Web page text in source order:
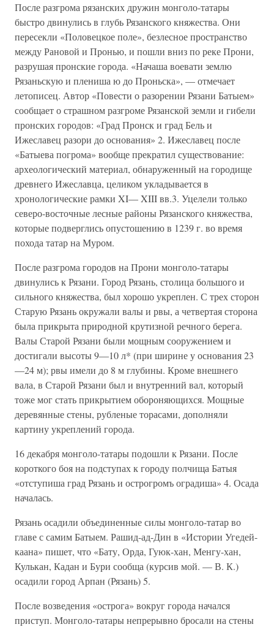
После разгрома рязанских дружин монголо-татары
быстро двинулись в глубь Рязанского княжества. Они
пересекли «Половецкое поле», безлес­ное пространство
между Рановой и Пронью, и пошли вниз по реке Прони,
разрушая пронские города. «Начаша воевати землю
Рязаньскую и плениша ю до Проньска», — отмечает
летописец. Автор «Повести о разорении Рязани Батыем»
сообщает о страшном разгроме Рязанской земли и гибели
пронских городов: «Град Пронск и град Бель и
Ижеславец разори до ос­нования» 2. Ижеславец после
«Батыева погрома» вообще прекратил суще­ствование:
археологический материал, обнаруженный на городище
древне­го Ижеславца, целиком укладывается в
хронологические рамки XI— XIII вв.3. Уцелели только
северо-восточные лесные районы Рязанского княжества,
которые подверглись опустошению в 1239 г. во время
похода татар на Муром.
После разгрома городов на Прони монголо-татары
двинулись к Ря­зани. Город Рязань, столица большого и
сильного княжества, был хорошо укреплен. С трех сторон
Старую Рязань окружали валы и рвы, а четвер­тая сторона
была прикрыта природной крутизной речного берега.
Валы Старой Рязани были мощным сооружением и
достигали высоты 9—10 л* (при ширине у основания 23
—24 м); рвы имели до 8 м глубины. Кроме внешнего
вала, в Старой Рязани был и внутренний вал, который
тоже мог стать прикрытием обороняющихся. Мощные
деревянные стены, рубленые торасами, дополняли
картину укреплений города.
16 декабря монголо-татары подошли к Рязани. После
короткого боя на подступах к городу полчища Батыя
«отступиша град Рязань и острогромъ оградиша» 4. Осада
началась.
Рязань осадили объединенные силы монголо-татар во
главе с самим Батыем. Рашид-ад-Дин в «Истории Угедей-
каана» пишет, что «Бату, Орда, Гуюк-хан, Менгу-хан,
Кулькан, Кадан и Бури сообща (курсив мой. — В. К.)
осадили город Арпан (Рязань) 5.
После возведения «острога» вокруг города начался
приступ. Монголо-татары непрерывно бросали на стены